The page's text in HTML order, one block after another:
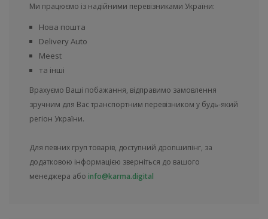
Ми працюємо із надійними перевізниками України:
Нова пошта
Delivery Auto
Meest
та інші
Врахуємо Ваші побажання, відправимо замовлення
зручним для Вас транспортним перевізником у будь-який
регіон України.
Для певних груп товарів, доступний дропшипінг, за
додатковою інформацією зверніться до вашого
менеджера або info@karma.digital